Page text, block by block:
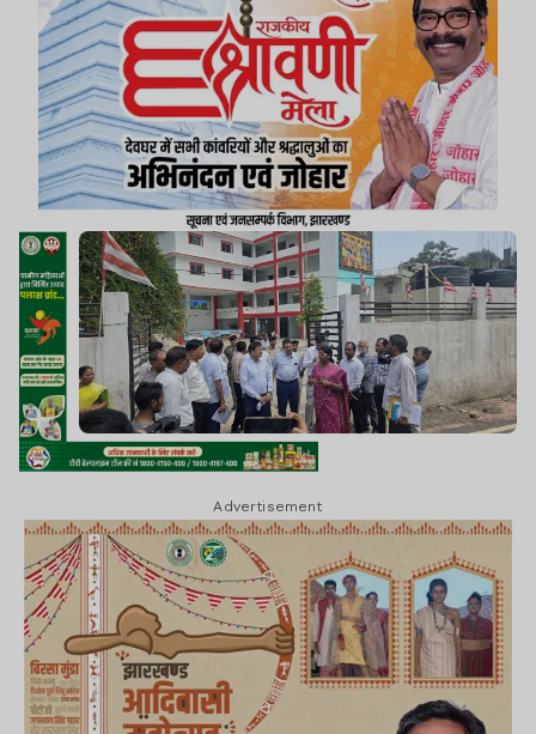
Advertisement